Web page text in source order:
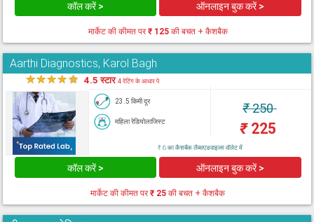
कॉल करें > ऑनलाइन बुक करें >
मार्केट की कीमत पर₹ 125की बचत + कैशबैक
Aarthi Diagnostics, Karol Bagh
★★★★★ 4.5 स्टार4 रेटिंग के आधार पे
23.5 किमी दूर
महिला रेडियोलाजिस्ट
₹250
₹225
₹ 6 का कैशबैक लैब्सएडवाइजर वॉलेट में
कॉल करें > ऑनलाइन बुक करें >
मार्केट की कीमत पर₹ 25 की बचत + कैशबैक